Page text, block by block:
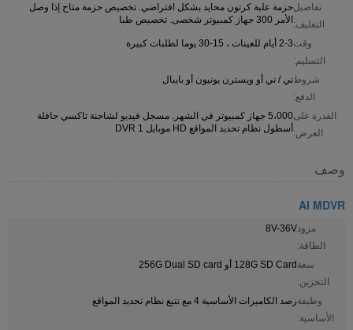
تفاصيل
التغليف:
حزمة علبة كرتون محايد بشكل افتراضي. تخصيص حزمة متاح إذا وصل
الأمر 300 جهاز كمبيوتر شخصى. تخصيص طبا
وقت
التسليم:
2-3 أيام للعينات ، 15-30 يوما لطلبات كبيرة
شروط
الدفع:
تي / تي أو ويسترن يونيون أو بايبال
القدرة على
العرض:
5،000 جهاز كمبيوتر في الشهر. مسجل فيديو لشاحنة تاكسي حافلة
أسطول نظام تحديد المواقع HD موبايل DVR 1
وصف
AI MDVR
مزود
الطاقة:
8V-36V
سعة
التخزين:
128G SD Card أو 256G Dual SD card
وظيفة
الأساسية:
رصد الكاميرات الأساسية 4 مع تتبع نظام تحديد المواقع